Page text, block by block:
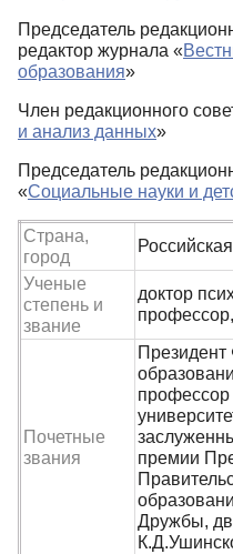
Председатель
редактор журнала «
образования»
Член редакционного
и анализ данных»
Председатель
«Социальные науки и
Страна,
город
Ученые
степень и
звание
доктор
Почетные
звания
Президент
профессор
премии
Дружбы,